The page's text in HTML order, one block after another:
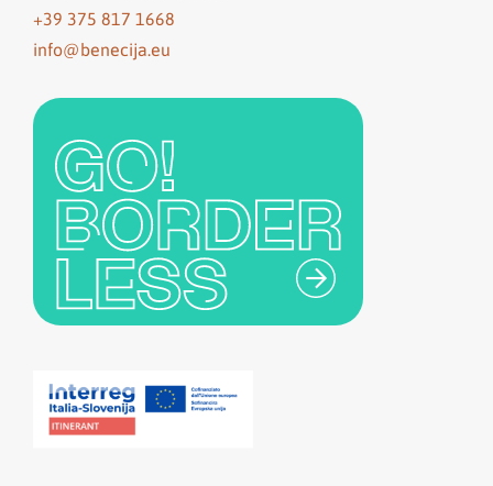
+39 375 817 1668
info@benecija.eu